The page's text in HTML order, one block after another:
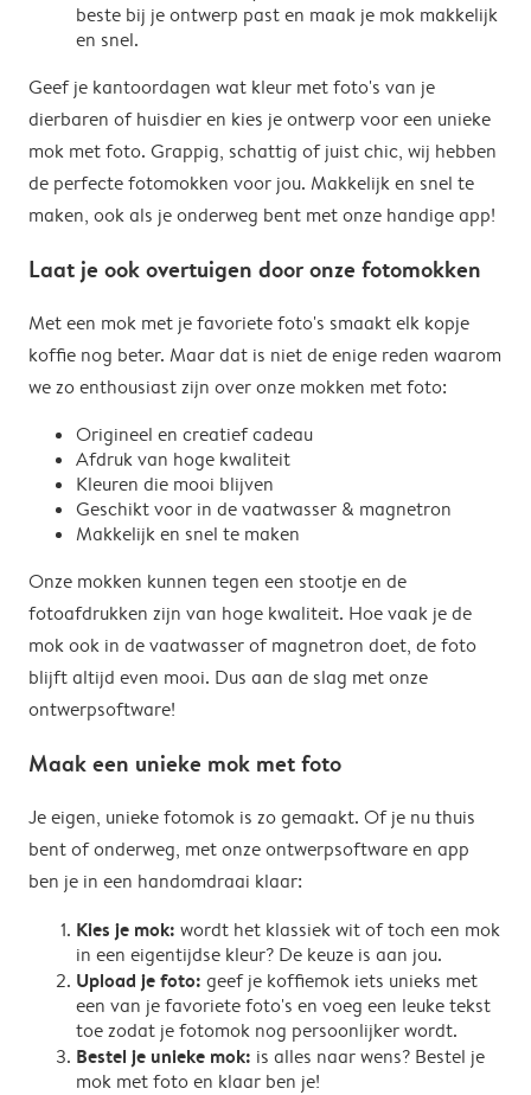
beste bij je ontwerp past en maak je mok makkelijk
en snel.
Geef je kantoordagen wat kleur met foto's van je
dierbaren of huisdier en kies je ontwerp voor een unieke
mok met foto. Grappig, schattig of juist chic, wij hebben
de perfecte fotomokken voor jou. Makkelijk en snel te
maken, ook als je onderweg bent met onze handige app!
Laat je ook overtuigen door onze fotomokken
Met een mok met je favoriete foto's smaakt elk kopje
koffie nog beter. Maar dat is niet de enige reden waarom
we zo enthousiast zijn over onze mokken met foto:
Origineel en creatief cadeau
Afdruk van hoge kwaliteit
Kleuren die mooi blijven
Geschikt voor in de vaatwasser & magnetron
Makkelijk en snel te maken
Onze mokken kunnen tegen een stootje en de
fotoafdrukken zijn van hoge kwaliteit. Hoe vaak je de
mok ook in de vaatwasser of magnetron doet, de foto
blijft altijd even mooi. Dus aan de slag met onze
ontwerpsoftware!
Maak een unieke mok met foto
Je eigen, unieke fotomok is zo gemaakt. Of je nu thuis
bent of onderweg, met onze ontwerpsoftware en app
ben je in een handomdraai klaar:
Kies je mok: wordt het klassiek wit of toch een mok
in een eigentijdse kleur? De keuze is aan jou.
Upload je foto: geef je koffiemok iets unieks met
een van je favoriete foto's en voeg een leuke tekst
toe zodat je fotomok nog persoonlijker wordt.
Bestel je unieke mok: is alles naar wens? Bestel je
mok met foto en klaar ben je!